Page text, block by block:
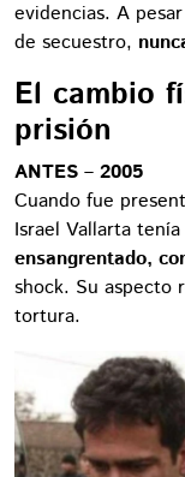
evidencias. A
de secuestro,
El cambio
prisión
ANTES – 2005
Cuando fue
Israel Vallarta
ensangrentado,
shock. Su aspecto
tortura.